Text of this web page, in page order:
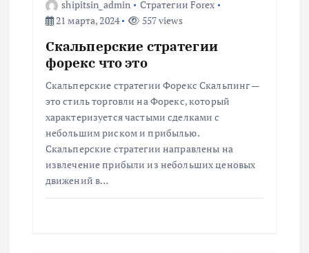
shipitsin_admin
Стратегии Forex
21 марта, 2024
557 views
Скальперские стратегии
форекс что это
Скальперские стратегии Форекс Скальпинг —
это стиль торговли на Форекс, который
характеризуется частыми сделками с
небольшим риском и прибылью.
Скальперские стратегии направлены на
извлечение прибыли из небольших ценовых
движений в…